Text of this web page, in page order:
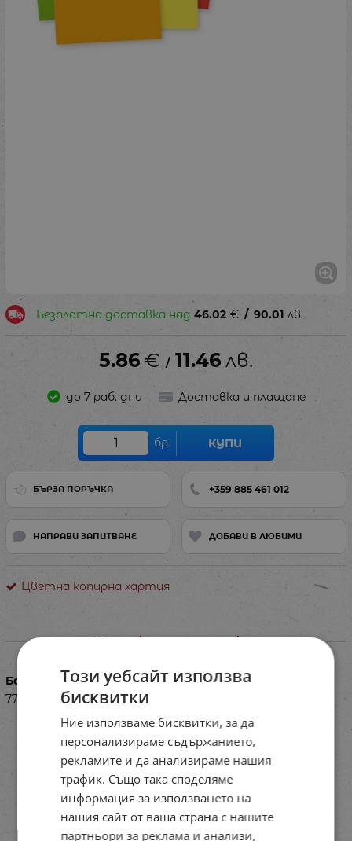
Безплатна доставка над 46.02 € / 90.01 лв.
5.86€ / 11.46 лв.
до 7 раб. дни Доставка и плащане
бр. КУПИ
БЪРЗА ПОРЪЧКА +359 885 461 012
НАПРАВИ ЗАПИТВАНЕ ДОБАВИ В ЛЮБИМИ
Цветна копирна хартия
Характеристики
Баркод (ISBN, UPC, др.)
77PL1194
Този уебсайт използва
бисквитки
Ние използваме бисквитки, за да
персонализираме съдържанието,
рекламите и да анализираме нашия
трафик. Също така споделяме
информация за използването на
нашия сайт от ваша страна с нашите
партньори за реклама и анализи,